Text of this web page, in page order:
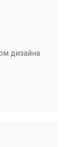
дизайна